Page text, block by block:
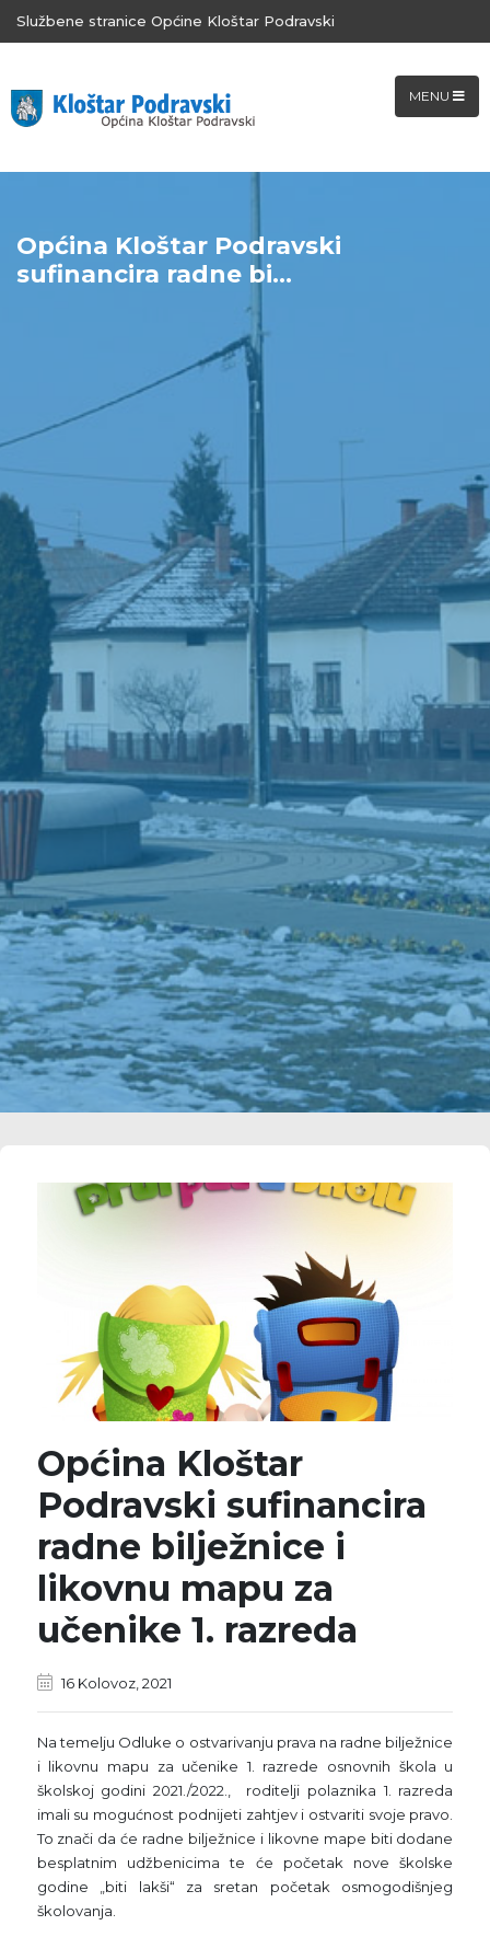
Službene stranice Općine Kloštar Podravski
MENU
Općina Kloštar Podravski
sufinancira radne bi...
Općina Kloštar
Podravski sufinancira
radne bilježnice i
likovnu mapu za
učenike 1. razreda
16 Kolovoz, 2021
Na temelju Odluke o ostvarivanju prava na radne bilježnice
i likovnu mapu za učenike 1. razrede osnovnih škola u
školskoj godini 2021./2022., roditelji polaznika 1. razreda
imali su mogućnost podnijeti zahtjev i ostvariti svoje pravo.
To znači da će radne bilježnice i likovne mape biti dodane
besplatnim udžbenicima te će početak nove školske
godine „biti lakši“ za sretan početak osmogodišnjeg
školovanja.